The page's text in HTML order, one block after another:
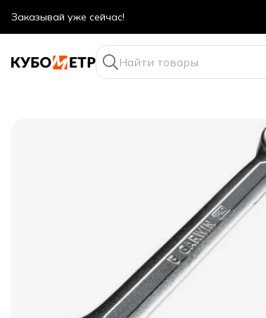
Оптовые цены даже для физ. лиц